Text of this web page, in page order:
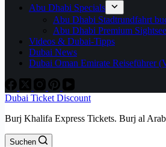
Abu Dhabi Specials
Abu Dhabi Stadtrundfahrt
Abu Dhabi Premium
Videos & Dubai-Tipps
Dubai News
Dubai Oman Emirate Reiseführer
Dubai Ticket Discount
Burj Khalifa Express Tickets. Burj al
Suchen